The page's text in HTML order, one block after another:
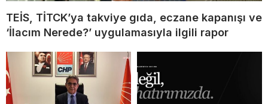
TEİS, TİTCK’ya takviye gıda, eczane kapanışı ve
‘İlacım Nerede?’ uygulamasıyla ilgili rapor